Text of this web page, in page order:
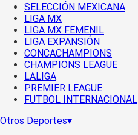
SELECCIÓN MEXICANA
LIGA MX
LIGA MX FEMENIL
LIGA EXPANSIÓN
CONCACHAMPIONS
CHAMPIONS LEAGUE
LALIGA
PREMIER LEAGUE
FUTBOL INTERNACIONAL
Otros Deportes▾